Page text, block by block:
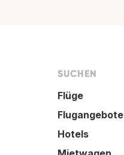
SUCHEN
Flüge
Flugangebote
Hotels